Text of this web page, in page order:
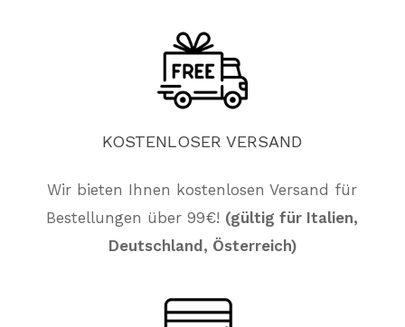
Es befinden sich keine Produkte im
Züruck Zum Shop
KOSTENLOSER VERSAND
Wir bieten Ihnen kostenlosen Versand für
Bestellungen über 99€! (gültig für Italien,
Deutschland, Österreich)